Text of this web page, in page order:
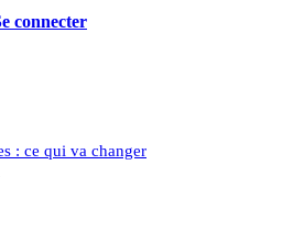
connecter
: ce qui va changer